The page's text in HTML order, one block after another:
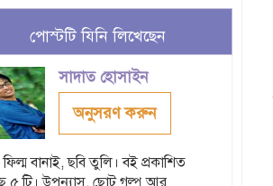
পোস্টটি যিনি লিখেছেন
সাদাত হোসাইন
অনুসরণ করুন
ফিল্ম বানাই, ছবি তুলি। বই প্রকাশিত